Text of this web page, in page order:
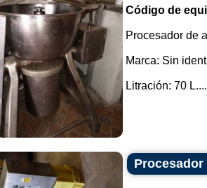
Código de
Procesador de
Marca: Sin
Litración: 70 L....